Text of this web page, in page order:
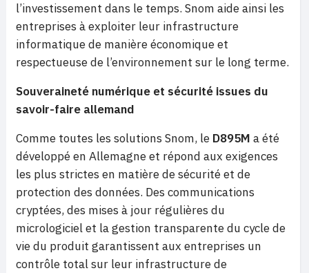
l’investissement dans le temps. Snom aide ainsi les
entreprises à exploiter leur infrastructure
informatique de manière économique et
respectueuse de l’environnement sur le long terme.
Souveraineté numérique et sécurité issues du
savoir-faire allemand
Comme toutes les solutions Snom, le D895M a été
développé en Allemagne et répond aux exigences
les plus strictes en matière de sécurité et de
protection des données. Des communications
cryptées, des mises à jour régulières du
micrologiciel et la gestion transparente du cycle de
vie du produit garantissent aux entreprises un
contrôle total sur leur infrastructure de